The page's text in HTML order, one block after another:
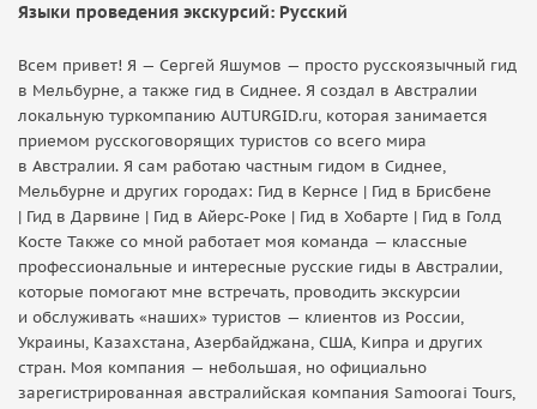
Языки проведения экскурсий: Русский
Всем привет! Я — Сергей Яшумов — просто русскоязычный гид
в Мельбурне, а также гид в Сиднее. Я создал в Австралии
локальную туркомпанию AUTURGID.ru, которая занимается
приемом русскоговорящих туристов со всего мира
в Австралии. Я сам работаю частным гидом в Сиднее,
Мельбурне и других городах: Гид в Кернсе | Гид в Брисбене
| Гид в Дарвине | Гид в Айерс-Роке | Гид в Хобарте | Гид в Голд
Косте Также со мной работает моя команда — классные
профессиональные и интересные русские гиды в Австралии,
которые помогают мне встречать, проводить экскурсии
и обслуживать «наших» туристов — клиентов из России,
Украины, Казахстана, Азербайджана, США, Кипра и других
стран. Моя компания — небольшая, но официально
зарегистрированная австралийская компания Samoorai Tours,